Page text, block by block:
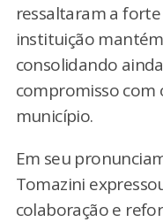
ressaltaram a
instituição
consolidando
compromisso com
município.
Em seu
Tomazini
colaboração e